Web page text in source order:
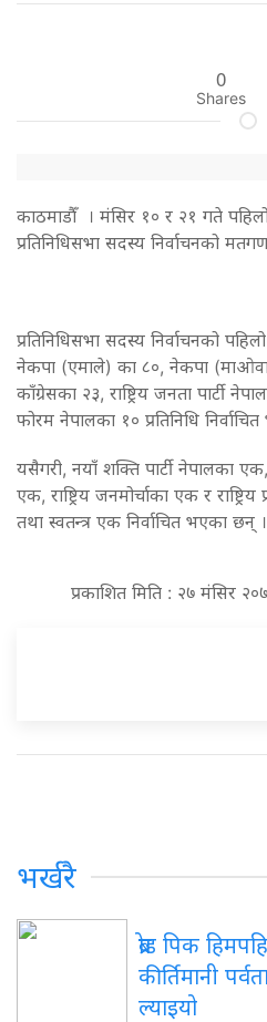
0
Shares
काठमाडौँ । मंसिर १० र २१ गते पहिलो
प्रतिनिधिसभा सदस्य निर्वाचनको
प्रतिनिधिसभा सदस्य निर्वाचनको
नेकपा (एमाले) का ८०, नेकपा
काँग्रेसका २३, राष्ट्रिय जनता पार्टी
फोरम नेपालका १० प्रतिनिधि
यसैगरी, नयाँ शक्ति पार्टी नेपालका
एक, राष्ट्रिय जनमोर्चाका एक र राष्ट्रिय
तथा स्वतन्त्र एक निर्वाचित भएका छन् ।
प्रकाशित मिति : २७ मंसिर
भर्खरै
ब्रोड पिक
कीर्तिमानी
ल्याइयो